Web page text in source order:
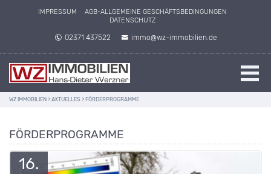
IMPRESSUM
AGB-ALLGEMEINE GESCHÄFTSBEDINGUNGEN
DATENSCHUTZ
02371 437522 immo@wz-immobilien.de
WZ IMMOBILIEN > AKTUELLES > FÖRDERPROGRAMME
FÖRDERPROGRAMME
16.